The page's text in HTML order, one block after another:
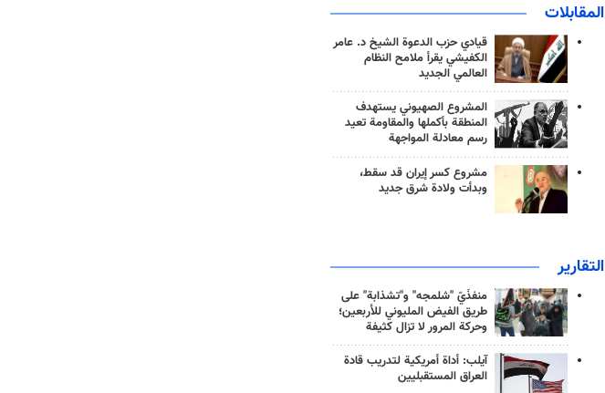
المقابلات
قيادي حزب الدعوة الشيخ د. عامر
الكفيشي يقرأ ملامح النظام
العالمي الجديد
المشروع الصهيوني يستهدف
المنطقة بأكملها والمقاومة تعيد
رسم معادلة المواجهة
مشروع كسر إيران قد سقط،
وبدأت ولادة شرق جديد
التقارير
منفذَيّ "شلمجه" و"تشذابة" على
طريق الفيض المليوني للأربعين؛
وحركة المرور لا تزال كثيفة
آيلب: أداة أمريكية لتدريب قادة
العراق المستقبليين